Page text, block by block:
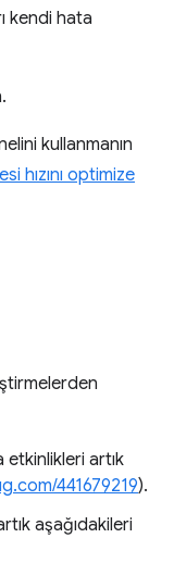
kendi hata
kullanmanın
hızını optimize
etkinlikleri artık
441679219).
aşağıdakileri